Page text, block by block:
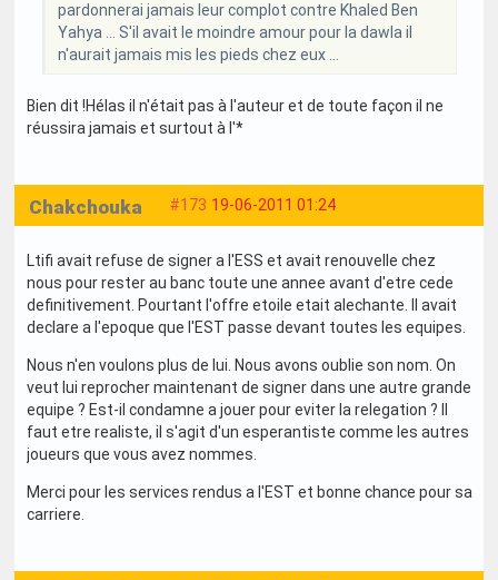
pardonnerai jamais leur complot contre Khaled Ben
Yahya ... S'il avait le moindre amour pour la dawla il
n'aurait jamais mis les pieds chez eux ...
Bien dit !Hélas il n'était pas à l'auteur et de toute façon il ne
réussira jamais et surtout à l'*
#173 19-06-2011 01:24
Chakchouka
Ltifi avait refuse de signer a l'ESS et avait renouvelle chez
nous pour rester au banc toute une annee avant d'etre cede
definitivement. Pourtant l'offre etoile etait alechante. Il avait
declare a l'epoque que l'EST passe devant toutes les equipes.
Nous n'en voulons plus de lui. Nous avons oublie son nom. On
veut lui reprocher maintenant de signer dans une autre grande
equipe ? Est-il condamne a jouer pour eviter la relegation ? Il
faut etre realiste, il s'agit d'un esperantiste comme les autres
joueurs que vous avez nommes.
Merci pour les services rendus a l'EST et bonne chance pour sa
carriere.